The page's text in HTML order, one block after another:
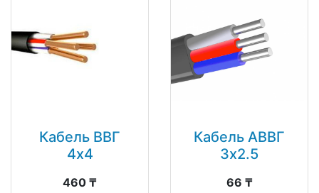
Кабель ВВГ
4х4
460 ₸
Кабель АВВГ
3х2.5
66 ₸